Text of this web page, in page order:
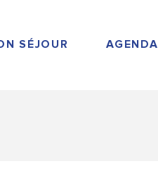
SÉJOUR AGENDA